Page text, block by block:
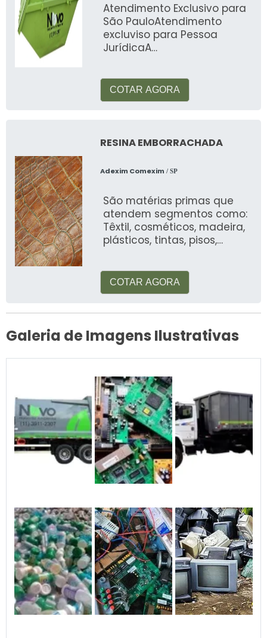
Atendimento Exclusivo para
São PauloAtendimento
excluviso para Pessoa
JurídicaA
ind&uacut
COTAR AGORA
RESINA EMBORRACHADA
Adexim Comexim / SP
São matérias primas que
atendem segmentos como:
Têxtil, cosméticos, madeira,
plásticos, tintas, pisos,
COTAR AGORA
Galeria de Imagens Ilustrativas